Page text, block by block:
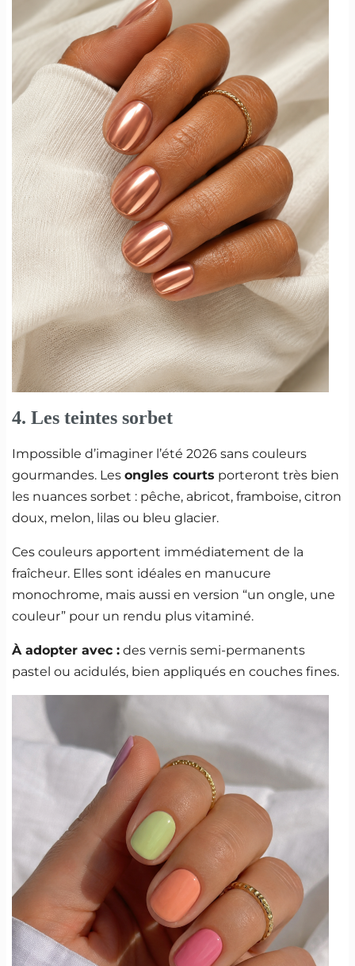
4. Les teintes sorbet
Impossible d’imaginer l’été 2026 sans couleurs
gourmandes. Lesongles courts porteront très bien
les nuances sorbet : pêche, abricot, framboise, citron
doux, melon, lilas ou bleu glacier.
Ces couleurs apportent immédiatement de la
fraîcheur. Elles sont idéales en manucure
monochrome, mais aussi en version “un ongle, une
couleur” pour un rendu plus vitaminé.
À adopter avec : des vernis semi-permanents
pastel ou acidulés, bien appliqués en couches fines.